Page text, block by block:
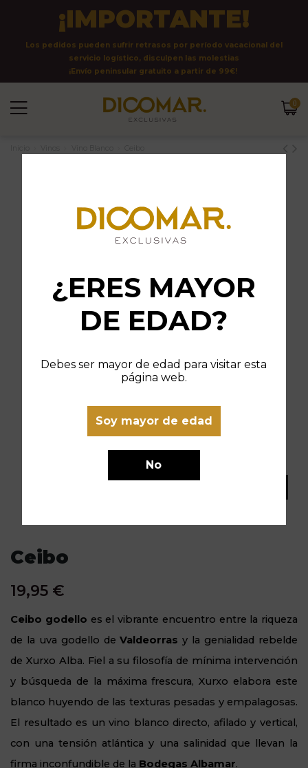
¿ERES MAYOR
DE EDAD?
Debes ser mayor de edad para visitar esta
página web.
Soy mayor de edad
No
¡IMPORTANTE!
Los pedidos pueden sufrir retrasos por período vacacional del
servicio logístico, disculpen las molestias
¡Envío peninsular gratuito a partir de 99€!
0
Ceibo
19,95 €
Ceibo godello es el vibrante encuentro entre la riqueza
de la uva godello deValdeorras y la genialidad rebelde
de Xurxo Alba. Fiel a su filosofía de mínima intervención
y búsqueda de la máxima frescura, Xurxo elabora este
blanco huyendo de las texturas pesadas y empalagosas.
El resultado es un vino blanco directo, afilado y vertical,
con una tensión atlántica y una salinidad que llevan la
firma inconfundible de la Bodegas Albamar.